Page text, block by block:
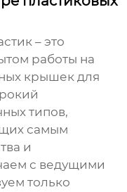
– это
работы на
крышек для
типов,
самым
и
с ведущими
только